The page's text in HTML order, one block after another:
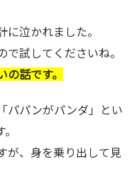
泣かれました。
試してくださいね。
話です。
パパンがパンダ」とい
が、身を乗り出して見